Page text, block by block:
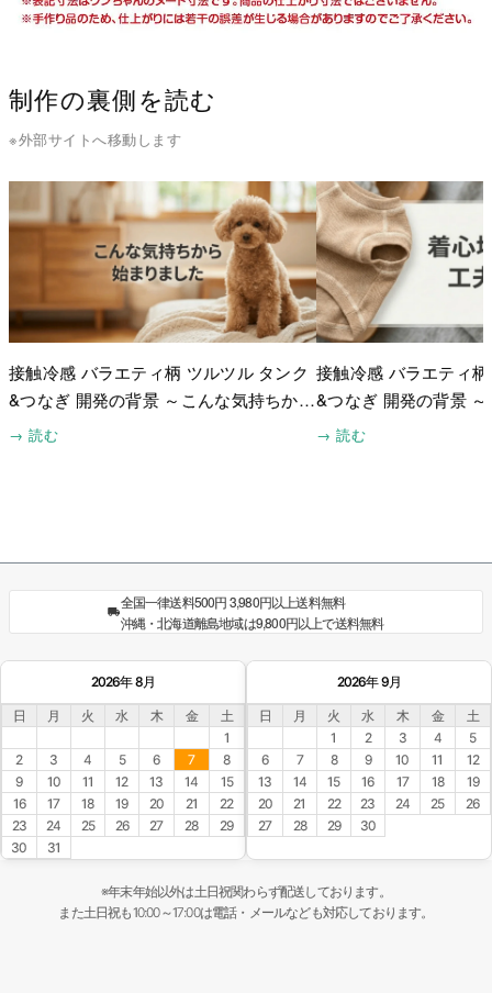
制作の裏側を読む
※外部サイトへ移動します
接触冷感 バラエティ柄 ツルツル タンク
&つなぎ 開発の背景 ～こんな気持ちから
始まりました～
→ 読む
接触冷感 バラエティ
&つなぎ 開発の背景
夫したこと～
→ 読む
全国一律送料500円 3,980円以上送料無料
沖縄・北海道離島地域は9,800円以上で送料無料
2026年 8月
日 月 火 水 木 金
土
1
2
3 4 5 6 7
8
9
10 11 12 13 14
15
16
17 18 19 20 21
22
23
24 25 26 27 28
29
30
31
2026年 9月
日 月 火 水 木 金
土
1
2 3 4
5
6
7 8 9 10 11
12
13
14 15 16 17 18
19
20
21 22 23 24 25
26
27
28 29 30
※年末年始以外は土日祝関わらず配送しております。
また土日祝も10:00～17:00は電話・メールなども対応しております。